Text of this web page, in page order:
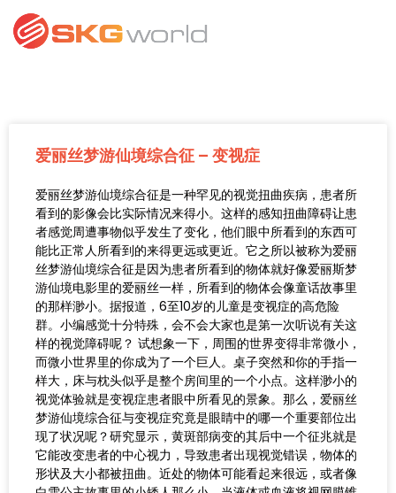
爱丽丝梦游仙境综合征 – 变视症
爱丽丝梦游仙境综合征是一种罕见的视觉扭曲疾病，患者所
看到的影像会比实际情况来得小。这样的感知扭曲障碍让患
者感觉周遭事物似乎发生了变化，他们眼中所看到的东西可
能比正常人所看到的来得更远或更近。它之所以被称为爱丽
丝梦游仙境综合征是因为患者所看到的物体就好像爱丽斯梦
游仙境电影里的爱丽丝一样，所看到的物体会像童话故事里
的那样渺小。据报道，6至10岁的儿童是变视症的高危险
群。小编感觉十分特殊，会不会大家也是第一次听说有关这
样的视觉障碍呢？ 试想象一下，周围的世界变得非常微小，
而微小世界里的你成为了一个巨人。桌子突然和你的手指一
样大，床与枕头似乎是整个房间里的一个小点。这样渺小的
视觉体验就是变视症患者眼中所看见的景象。那么，爱丽丝
梦游仙境综合征与变视症究竟是眼睛中的哪一个重要部位出
现了状况呢？研究显示，黄斑部病变的其后中一个征兆就是
它能改变患者的中心视力，导致患者出现视觉错误，物体的
形状及大小都被扭曲。近处的物体可能看起来很远，或者像